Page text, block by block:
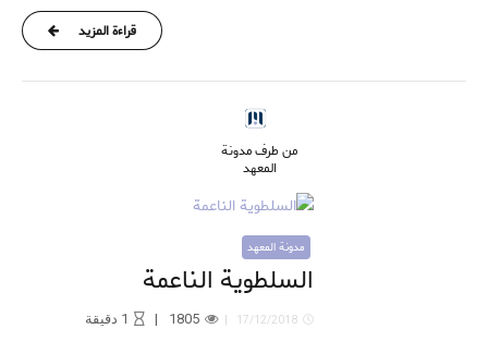
قراءة المزيد
من طرف مدونة
المعهد
مدونة المعهد
السلطوية الناعمة
17/12/2018
1805
1 دقيقة